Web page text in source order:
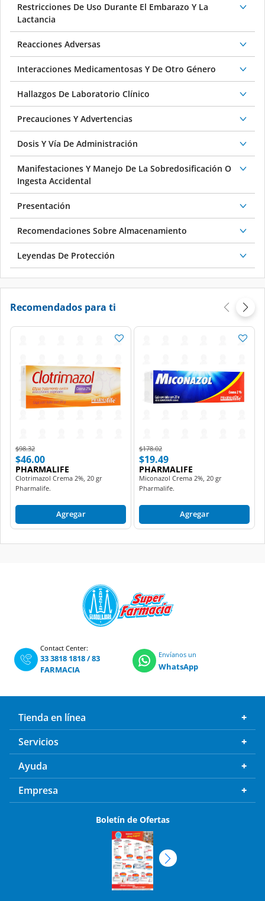
Restricciones De Uso Durante El Embarazo Y La
Lactancia
Reacciones Adversas
Interacciones Medicamentosas Y De Otro Género
Hallazgos De Laboratorio Clínico
Precauciones Y Advertencias
Dosis Y Vía De Administración
Manifestaciones Y Manejo De La Sobredosificación O
Ingesta Accidental
Presentación
Recomendaciones Sobre Almacenamiento
Leyendas De Protección
Recomendados para ti
Price reduced from
$98.32to
$46.00
PHARMALIFE
Clotrimazol Crema 2%, 20 gr
Pharmalife.
Agregar
Price reduced from
$178.02to
$19.49
PHARMALIFE
Miconazol Crema 2%, 20 gr
Pharmalife.
Agregar
Contact Center:
33 3818 1818/83
FARMACIA
Envíanos un
WhatsApp
Tienda en línea
Servicios
Ayuda
Empresa
Boletín de Ofertas